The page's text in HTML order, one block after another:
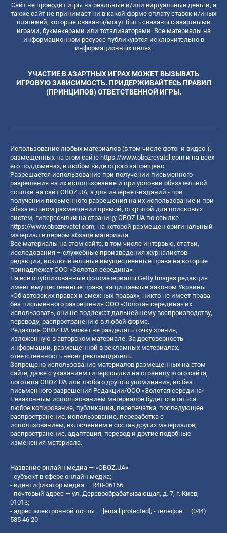
Сайт не проводит игры на реальные и/или виртуальные деньги, а
также сайт не принимает ни в какой форме оплату ставок и/иных
платежей, которые связаны/могут быть связаны с азартными
играми, букмекерами или тотализаторами. Все материалы на
информационном ресурсе публикуются исключительно в
информационных целях.
УЧАСТИЕ В АЗАРТНЫХ ИГРАХ МОЖЕТ ВЫЗЫВАТЬ
ИГРОВУЮ ЗАВИСИМОСТЬ. ПРИДЕРЖИВАЙТЕСЬ ПРАВИЛ
(ПРИНЦИПОВ) ОТВЕТСТВЕННОЙ ИГРЫ.
Использование любых материалов (в том числе фото- и видео-),
размещенных на этом сайте https://www.obozrevatel.com и на всех
его поддоменах, в любом виде строго запрещено.
Разрешается использование при получении письменного
разрешения на их использование и при условии обязательной
ссылки на сайт OBOZ.UA, а для интернет-изданий - при
получении письменного разрешения на их использование и при
обязательном размещении прямой, открытой для поисковых
систем, гиперссылки на страницу OBOZ.UA по ссылке
https://www.obozrevatel.com, на которой размещен оригинальный
материал в первом абзаце материала.
Все материалы на этом сайте, в том числе интервью, статьи,
исследования – служебные произведения журналистов
редакции, исключительные имущественные права на которые
принадлежат ООО «Золотая середина».
На все опубликованные фотоматериалы Getty Images редакция
имеет имущественные права, защищаемые законом Украины
«Об авторских правах и смежных правах», никто не имеет права
без письменного разрешения ООО «Золотая середина» их
использовать, они не подлежат дальнейшему воспроизводству,
переводу, распространению в любой форме.
Редакция OBOZ.UA может не разделять точку зрения,
изложенную в авторском материале. За достоверность
информации, размещенной в рекламных материалах,
ответственность несет рекламодатель.
Запрещено использование материалов размещенных на этом
сайте, даже с указанием гиперссылки на страницу этого сайта,
логотипа OBOZ.UA или любого другого упоминания, но без
письменного разрешения Редакции/ООО «Золотая середина»
Незаконным использованием материалов будет считаться:
любое копирование, публикация, перепечатка, последующее
распространение, использование, переработка с
использованием, включением в состав других материалов,
распространение, адаптация, перевод и другие подобные
изменения материала.
Название онлайн медиа — «OBOZ.UA»
- субъект в сфере онлайн медиа;
- идентификатор медиа — R40-06156;
- почтовый адрес — ул. Деревообрабатывающая, д. 7, г. Киев,
01013;
- адрес электронной почты — [email protected]; - телефон — (044)
585 46 20